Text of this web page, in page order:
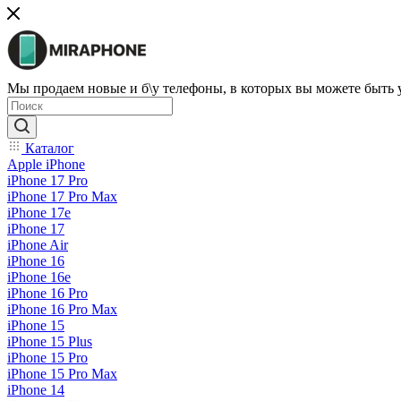
Мы продаем новые и б\у телефоны, в которых вы можете быть
Каталог
Apple iPhone
iPhone 17 Pro
iPhone 17 Pro Max
iPhone 17e
iPhone 17
iPhone Air
iPhone 16
iPhone 16e
iPhone 16 Pro
iPhone 16 Pro Max
iPhone 15
iPhone 15 Plus
iPhone 15 Pro
iPhone 15 Pro Max
iPhone 14